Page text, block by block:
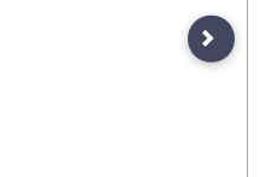
Next